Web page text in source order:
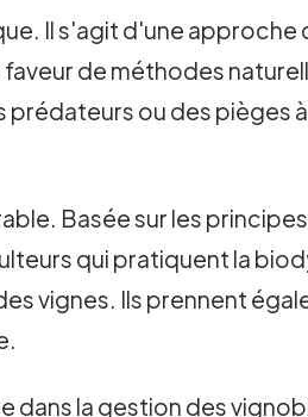
Il s'agit d'une
de méthodes
ou des pièges
Basée sur les
qui pratiquent la
vignes. Ils prennent
dans la gestion des